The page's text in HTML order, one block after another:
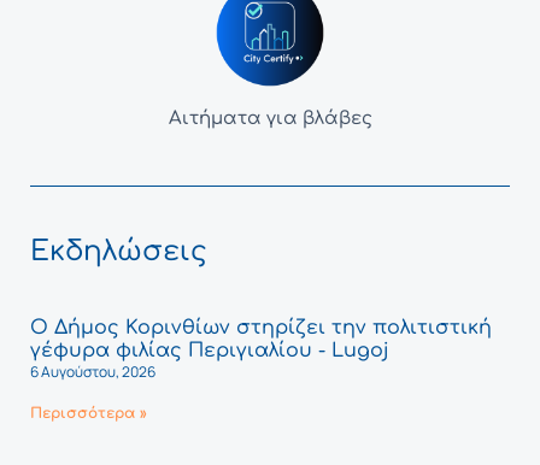
Αιτήματα για βλάβες
Εκδηλώσεις
Ο Δήμος Κορινθίων στηρίζει την πολιτιστική
γέφυρα φιλίας Περιγιαλίου - Lugoj
6 Αυγούστου, 2026
Περισσότερα »